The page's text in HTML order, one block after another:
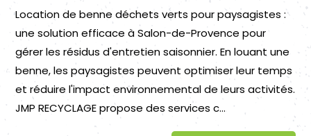
Location de benne déchets verts pour paysagistes :
une solution efficace à Salon-de-Provence pour
gérer les résidus d'entretien saisonnier. En louant une
benne, les paysagistes peuvent optimiser leur temps
et réduire l'impact environnemental de leurs activités.
JMP RECYCLAGE propose des services c...